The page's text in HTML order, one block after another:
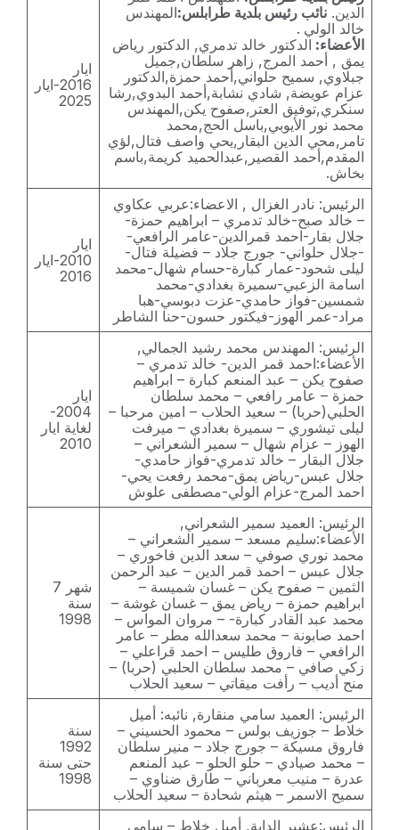
الدين. نائب رئيس بلدية طرابلس:المهندس
خالد الولي .
الأعضاء: الدكتور خالد تدمري, الدكتور رياض
يمق , أحمد المرج, زاهر سلطان,جميل
جبلاوي, سميح حلواني,أحمد حمزة,الدكتور
عزام عويضة, شادي نشابة,أحمد البدوي,رشا
سنكري,توفيق العتر,صفوح يكن,المهندس
محمد نور الأيوبي,باسل الحج,محمد
تامر,محي الدين البقار,يحي واصف فتال,لؤي
المقدم,أحمد القصير,عبدالحميد كريمة,باسم
بخاش.
ايار
2016-ايار
2025
الرئيس: نادر الغزال , الاعضاء:عربي عكاوي
– خالد صبح-خالد تدمري – ابراهيم حمزة-
جلال بقار-احمد قمرالدين-عامر الرافعي-
-جلال حلواني- جورج جلاد – فضيلة فتال-
ليلى شحود-عمار كبارة-حسام شهال-محمد
اسامة الزعبي-سميرة بغدادي-محمد
شمسين-فواز حامدي-عزت دبوسي-هبا
مراد-عمر الهوز-فيكتور حسون-حنا الشاطر
ايار
2010-ايار
2016
الرئيس: المهندس محمد رشيد الجمالي,
الأعضاء:احمد قمر الدين- خالد تدمري –
صفوح يكن – عبد المنعم كبارة – ابراهيم
حمزة – عامر رافعي – محمد سلطان
الحلبي(حربا) – سعيد الحلاب – امين مرحبا –
ليلى تيشوري – سميرة بغدادي – ميرفت
الهوز – عزام شهال – سمير الشعراني –
جلال البقار – خالد تدمري-فواز حامدي-
جلال عبس-رياض يمق-محمد رفعت يحي-
احمد المرج-عزام الولي-مصطفى علوش
ايار
2004-
لغاية ايار
2010
الرئيس: العميد سمير الشعراني,
الأعضاء:سليم مسعد – سمير الشعراني –
محمد نوري صوفي – سعد الدين فاخوري –
جلال عبس – احمد قمر الدين – عبد الرحمن
الثمين – صفوح يكن – غسان شميسة –
ابراهيم حمزة – رياض يمق – غسان غوشة –
محمد عبد القادر كبارة- – مروان المواس –
احمد صابونة – محمد سعدالله مطر – عامر
الرافعي – فاروق طليس – احمد قراعلي –
زكي صافي – محمد سلطان الحلبي (حربا) –
منح أديب – رأفت ميقاتي – سعيد الحلاب
شهر 7
سنة
1998
الرئيس: العميد سامي منقارة, نائبه: أميل
خلاط – جوزيف بولس – محمود الحسيني –
فاروق مسيكة – جورج جلاد – منير سلطان
– محمد صيادي – حلو الحلو – عبد المنعم
عدرة – منيب معرباني – طارق ضناوي –
سميح الاسمر – هيثم شحادة – سعيد الحلاب
سنة
1992
حتى سنة
1998
الرئيس:عشير الداية, أميل خلاط – سامي